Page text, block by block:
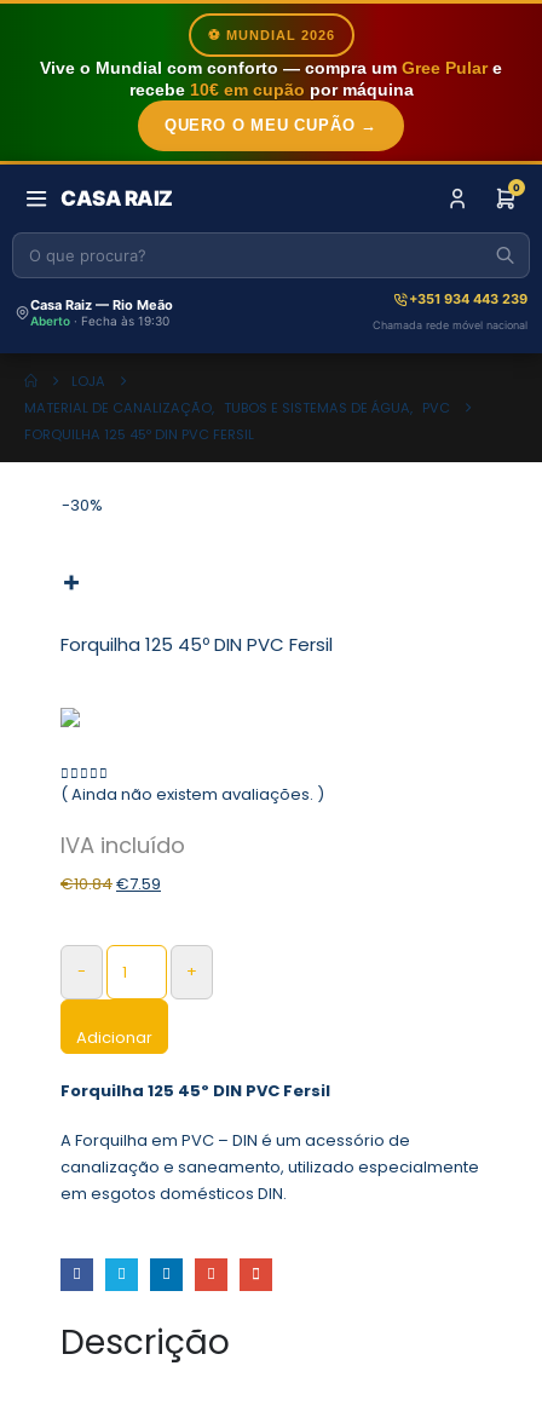
⚽ MUNDIAL 2026
Vive o Mundial com conforto — compra um Gree Pulare
recebe 10€ em cupão por máquina
QUERO O MEU CUPÃO →
CASA RAIZ 0
Casa Raiz — Rio Meão
Aberto · Fecha às 19:30
+351 934 443 239
Chamada rede móvel nacional
LOJA
MATERIAL DE CANALIZAÇÃO, TUBOS E SISTEMAS DE ÁGUA, PVC
FORQUILHA 125 45º DIN PVC FERSIL
-30%
Forquilha 125 45º DIN PVC Fersil
0 out of 5
( Ainda não existem avaliações. )
€10.84€7.59
- +
Adicionar
Forquilha 125 45º DIN PVC Fersil
A Forquilha em PVC – DIN é um acessório de
canalização e saneamento, utilizado especialmente
em esgotos domésticos DIN.
Descrição